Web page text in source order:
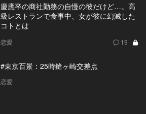
慶應卒の商社勤務の自慢の彼だけど…。高
級レストランで食事中、女が彼に幻滅した
コトとは
恋愛 19
#東京百景：25時鎗ヶ崎交差点
恋愛